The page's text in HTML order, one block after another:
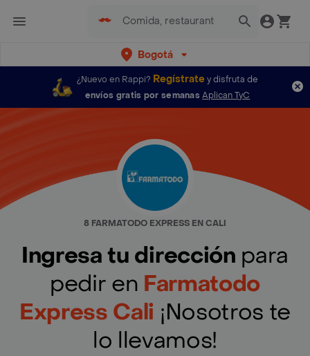
Bogotá
¿Nuevo en Rappi? Regístratey disfruta de
envíos gratis por semanas Aplican TyC
8 FARMATODO EXPRESS EN CALI
Ingresa tu dirección para
pedir en Farmatodo
Express Cali ¡Nosotros te
lo llevamos!